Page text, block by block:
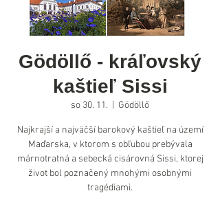
Gödöllő - kráľovský
kaštieľ Sissi
so 30. 11. Gödöllő
Najkrajší a najväčší barokový kaštieľ na území
Maďarska, v ktorom s obľubou prebývala
márnotratná a sebecká cisárovná Sissi, ktorej
život bol poznačený mnohými osobnými
tragédiami.